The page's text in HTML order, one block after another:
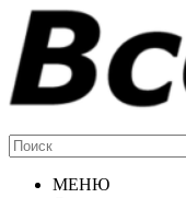
МЕНЮ